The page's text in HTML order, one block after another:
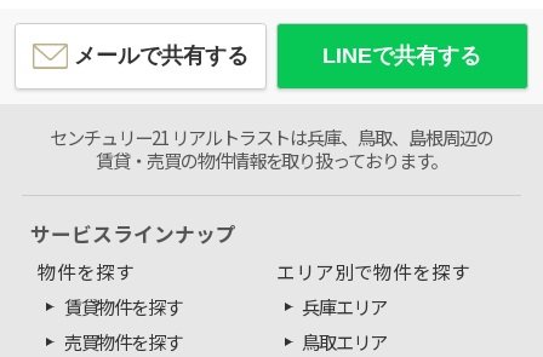
メールで共有する LINEで共有する
センチュリー21 リアルトラストは兵庫、鳥取、島根周辺の
賃貸・売買の物件情報を取り扱っております。
サービスラインナップ
物件を探す
賃貸物件を探す
売買物件を探す
エリア別で物件を探す
兵庫エリア
鳥取エリア